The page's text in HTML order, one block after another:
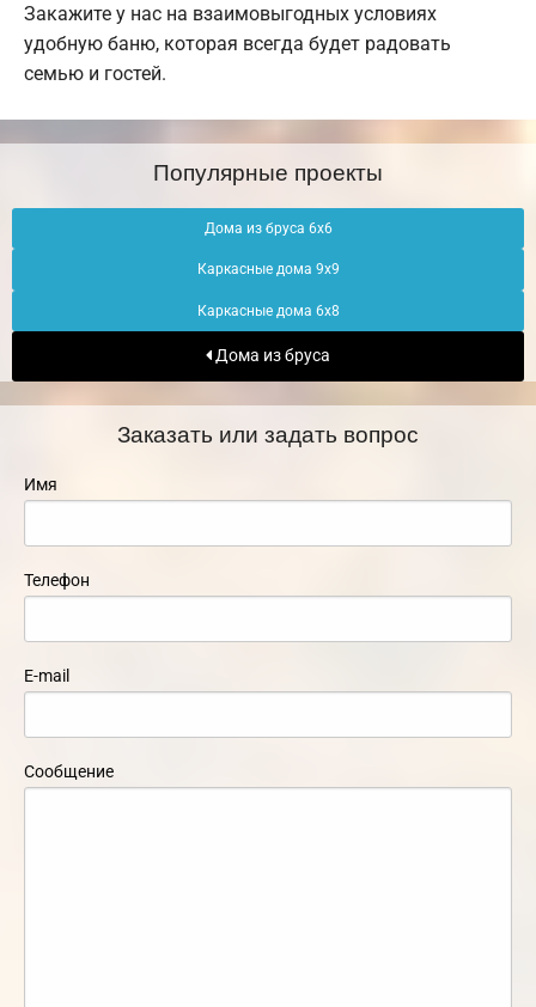
Закажите у нас на взаимовыгодных условиях
удобную баню, которая всегда будет радовать
семью и гостей.
Популярные проекты
Дома из бруса 6х6
Каркасные дома 9х9
Каркасные дома 6х8
Дома из бруса
Заказать или задать вопрос
Имя
Телефон
E-mail
Сообщение